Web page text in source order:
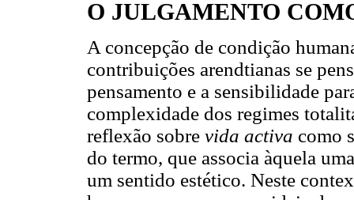
O JULGAMENTO
A concepção de condição
contribuições arendtianas se
pensamento e a sensibilidade
complexidade dos regimes
reflexão sobre vida activa como
do termo, que associa àquela
um sentido estético. Neste